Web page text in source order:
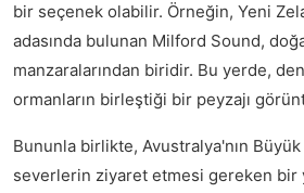
bir seçenek olabilir. Örneğin, Yeni
adasında bulunan Milford Sound,
manzaralarından biridir. Bu yerde,
ormanların birleştiği bir peyzajı
Bununla birlikte, Avustralya'nın
severlerin ziyaret etmesi gereken bir